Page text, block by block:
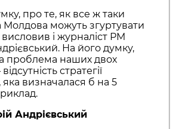
про те, як все ж таки
Молдова можуть згуртувати
висловив і журналіст РМ
На його думку,
проблема наших двох
стратегії
яка визначалася б на 5
Андрієвський